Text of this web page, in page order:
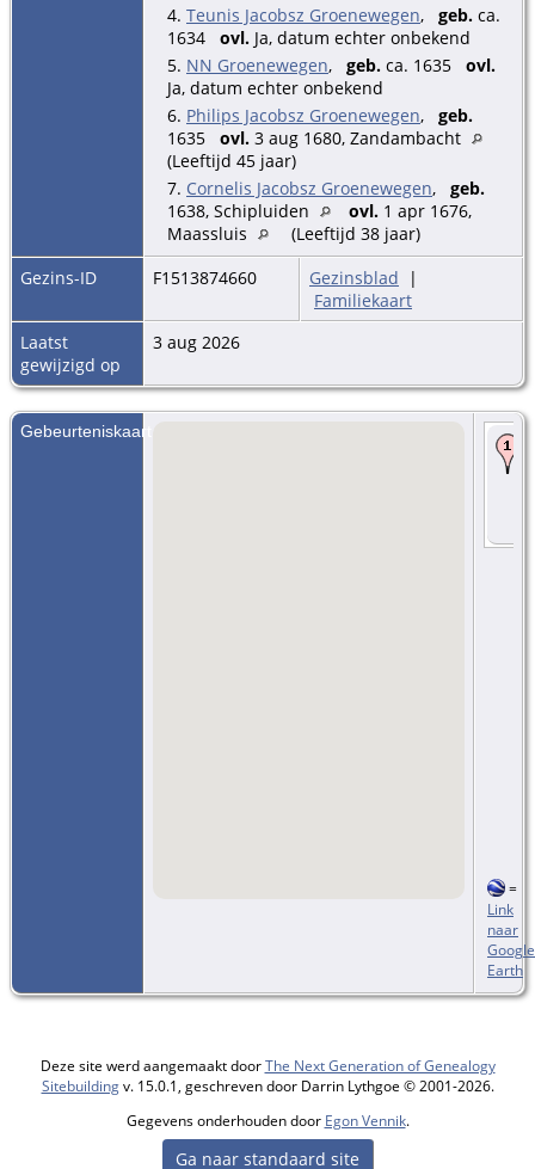
4. Teunis Jacobsz Groenewegen, geb. ca.
1634 ovl. Ja, datum echter onbekend
5. NN Groenewegen, geb. ca. 1635 ovl.
Ja, datum echter onbekend
6. Philips Jacobsz Groenewegen, geb.
1635 ovl. 3 aug 1680, Zandambacht
(Leeftijd 45 jaar)
7. Cornelis Jacobsz Groenewegen, geb.
1638, Schipluiden
ovl. 1 apr 1676,
Maassluis
(Leeftijd 38 jaar)
Gezins-ID
F1513874660 Gezinsblad |
Familiekaart
Laatst
gewijzigd op
3 aug 2026
Gebeurteniskaart
=
Link
naar
Google
Earth
Deze site werd aangemaakt doorThe Next Generation of Genealogy
Sitebuildingv. 15.0.1, geschreven door Darrin Lythgoe © 2001-2026.
Gegevens onderhouden door Egon Vennik.
Ga naar standaard site